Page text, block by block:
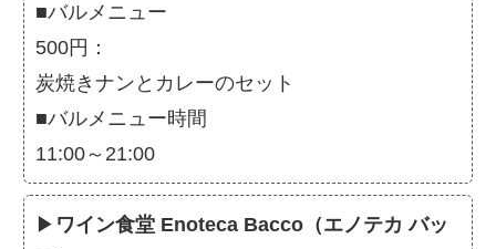
■バルメニュー
500円：
炭焼きナンとカレーのセット
■バルメニュー時間
11:00～21:00
▶ ワイン食堂 Enoteca Bacco（エノテカ バッ